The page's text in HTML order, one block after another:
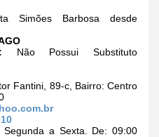
Simões Barbosa desde
Não Possui Substituto
Fantini, 89-c, Bairro: Centro
Segunda a Sexta. De: 09:00